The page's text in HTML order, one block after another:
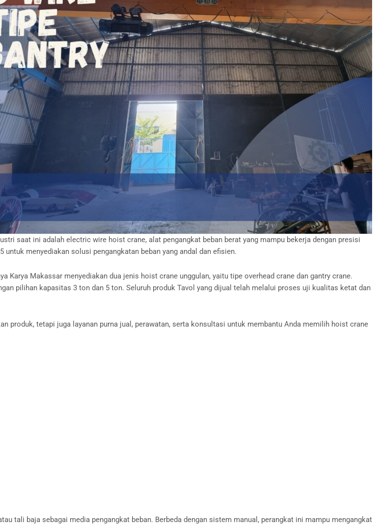
saat ini adalah electric wire hoist crane, alat pengangkat beban berat yang mampu bekerja dengan presisi
menyediakan solusi pengangkatan beban yang andal dan efisien.
Karya Makassar menyediakan dua jenis hoist crane unggulan, yaitu tipe overhead crane dan gantry crane.
pilihan kapasitas 3 ton dan 5 ton. Seluruh produk Tavol yang dijual telah melalui proses uji kualitas ketat dan
produk, tetapi juga layanan purna jual, perawatan, serta konsultasi untuk membantu Anda memilih hoist crane
tali baja sebagai media pengangkat beban. Berbeda dengan sistem manual, perangkat ini mampu mengangkat